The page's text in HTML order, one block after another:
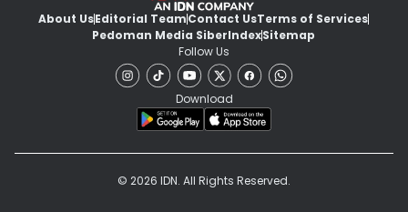
About UsEditorial TeamContact UsTerms of Services
Pedoman Media SiberIndexSitemap
Follow Us
Download
© 2026 IDN. All Rights Reserved.